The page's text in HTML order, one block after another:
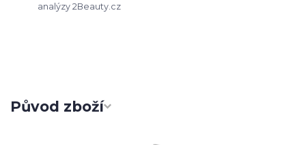
analýzy 2Beauty.cz
Původ zboží